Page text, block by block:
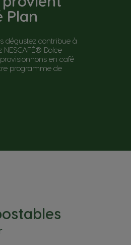
Plan
dégustez contribue à
Dolce
en café
programme de